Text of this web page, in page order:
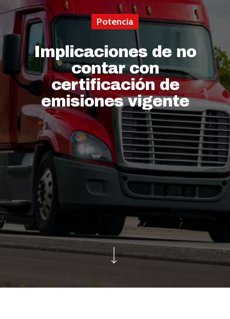
Potencia
Implicaciones de no
contar con
certificación de
emisiones vigente